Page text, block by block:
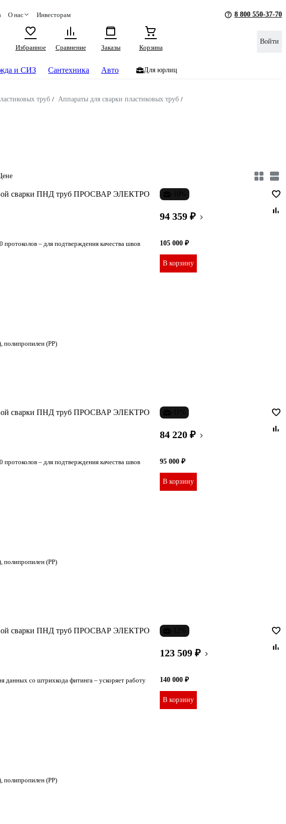
О нас Инвесторам 8 800 550-37-70
Избранное
Сравнение Заказы Корзина
Войти
и СИЗ Сантехника Авто Для юрлиц
труб / Аппараты для сварки пластиковых труб /
сварки ПНД труб ПРОСВАР ЭЛЕКТРО
протоколов – для подтверждения качества швов
полипропилен (PP)
94 359 ₽
105 000 ₽
В корзину
сварки ПНД труб ПРОСВАР ЭЛЕКТРО
протоколов – для подтверждения качества швов
полипропилен (PP)
84 220 ₽
95 000 ₽
В корзину
сварки ПНД труб ПРОСВАР ЭЛЕКТРО
данных со штрихкода фитинга – ускоряет работу
полипропилен (PP)
123 509 ₽
140 000 ₽
В корзину